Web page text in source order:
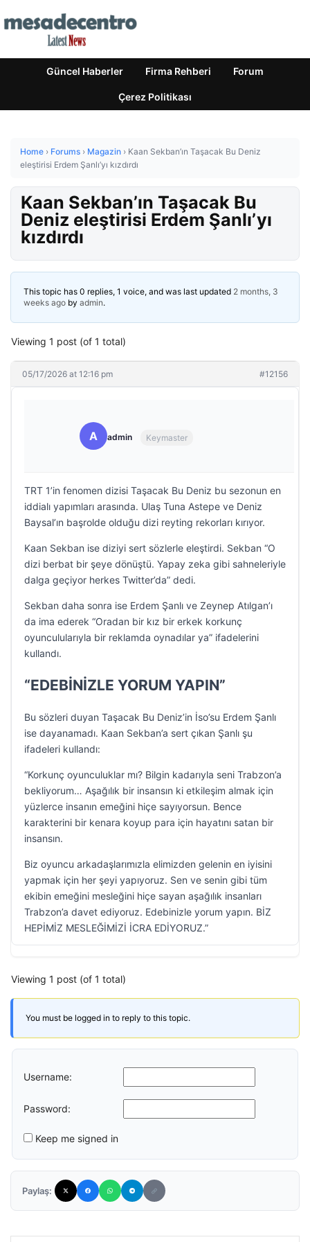
Güncel Haberler Firma Rehberi Forum
Çerez Politikası
Home › Forums › Magazin › Kaan Sekban’ın Taşacak Bu Deniz
eleştirisi Erdem Şanlı’yı kızdırdı
Kaan Sekban’ın Taşacak Bu
Deniz eleştirisi Erdem Şanlı’yı
kızdırdı
This topic has 0 replies, 1 voice, and was last updated 2 months, 3
weeks ago by admin.
Viewing 1 post (of 1 total)
05/17/2026 at 12:16 pm #12156
A admin Keymaster
TRT 1’in fenomen dizisi Taşacak Bu Deniz bu sezonun en
iddialı yapımları arasında. Ulaş Tuna Astepe ve Deniz
Baysal’ın başrolde olduğu dizi reyting rekorları kırıyor.
Kaan Sekban ise diziyi sert sözlerle eleştirdi. Sekban “O
dizi berbat bir şeye dönüştü. Yapay zeka gibi sahneleriyle
dalga geçiyor herkes Twitter’da” dedi.
Sekban daha sonra ise Erdem Şanlı ve Zeynep Atılgan’ı
da ima ederek “Oradan bir kız bir erkek korkunç
oyunculularıyla bir reklamda oynadılar ya” ifadelerini
kullandı.
“EDEBİNİZLE YORUM YAPIN”
Bu sözleri duyan Taşacak Bu Deniz’in İso’su Erdem Şanlı
ise dayanamadı. Kaan Sekban’a sert çıkan Şanlı şu
ifadeleri kullandı:
“Korkunç oyunculuklar mı? Bilgin kadarıyla seni Trabzon’a
bekliyorum… Aşağılık bir insansın ki etkileşim almak için
yüzlerce insanın emeğini hiçe sayıyorsun. Bence
karakterini bir kenara koyup para için hayatını satan bir
insansın.
Biz oyuncu arkadaşlarımızla elimizden gelenin en iyisini
yapmak için her şeyi yapıyoruz. Sen ve senin gibi tüm
ekibin emeğini mesleğini hiçe sayan aşağılık insanları
Trabzon’a davet ediyoruz. Edebinizle yorum yapın. BİZ
HEPİMİZ MESLEĞİMİZİ İCRA EDİYORUZ.”
Viewing 1 post (of 1 total)
You must be logged in to reply to this topic.
Username:
Password:
Keep me signed in
Paylaş: